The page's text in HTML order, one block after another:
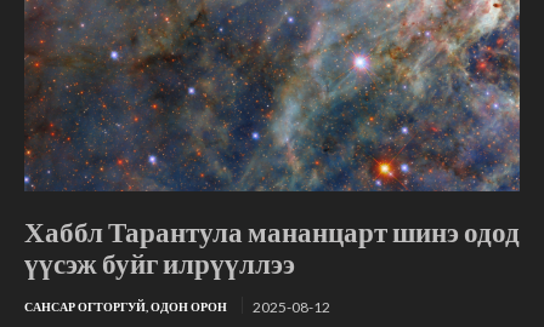
Хаббл Тарантула мананцарт шинэ одод
үүсэж буйг илрүүллээ
САНСАР ОГТОРГУЙ, ОДОН ОРОН 2025-08-12